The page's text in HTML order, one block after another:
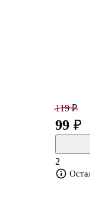
119 ₽
99 ₽
2